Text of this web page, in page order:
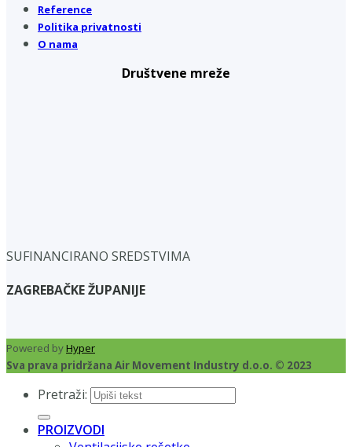
Reference
Politika privatnosti
O nama
Društvene mreže
SUFINANCIRANO SREDSTVIMA
ZAGREBAČKE ŽUPANIJE
Powered byHyper
Sva prava pridržana Air Movement Industry d.o.o. © 2023
Pretraži:
PROIZVODI